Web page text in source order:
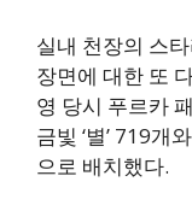
실내 천장의 스
장면에 대한 또
영 당시 푸르카
금빛 ‘별’ 719개
으로 배치했다.